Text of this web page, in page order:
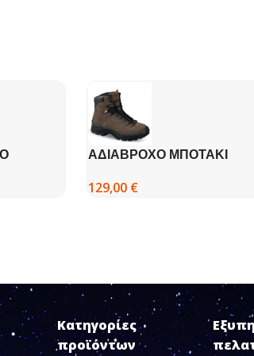
ΑΔΙΑΒΡΟΧΟ ΜΠΟΤΑΚΙ
129,00 €
Κατηγορίες
προϊόντων